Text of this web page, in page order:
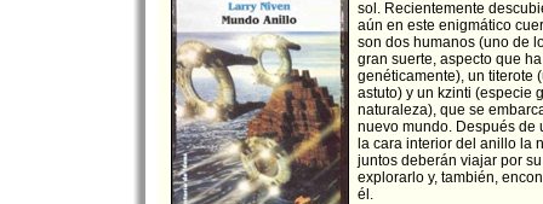
sol. Recientemente
aún en este enigmático
son dos humanos (uno de
gran suerte, aspecto que
genéticamente), un titerote
astuto) y un kzinti (especie
naturaleza), que se
nuevo mundo. Después de
la cara interior del anillo la
juntos deberán viajar por
explorarlo y, también,
él.